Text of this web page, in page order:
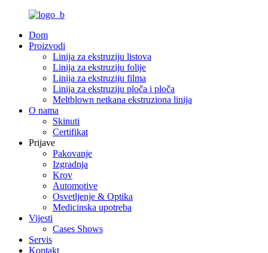
Dom
Proizvodi
Linija za ekstruziju listova
Linija za ekstruziju folije
Linija za ekstruziju filma
Linija za ekstruziju ploča i ploča
Meltblown netkana ekstruziona linija
O nama
Skinuti
Certifikat
Prijave
Pakovanje
Izgradnja
Krov
Automotive
Osvetljenje & Optika
Medicinska upotreba
Vijesti
Cases Shows
Servis
Kontakt